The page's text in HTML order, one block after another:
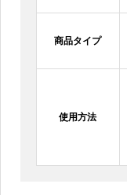
商品タイプ
使用方法